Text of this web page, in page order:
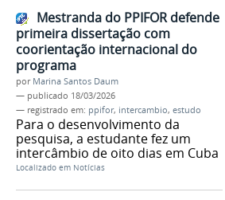
Mestranda do PPIFOR defende
primeira dissertação com
coorientação internacional do
programa
por Marina Santos Daum
— publicado 18/03/2026
— registrado em: ppifor, intercambio, estudo
Para o desenvolvimento da
pesquisa, a estudante fez um
intercâmbio de oito dias em Cuba
Localizado em Notícias